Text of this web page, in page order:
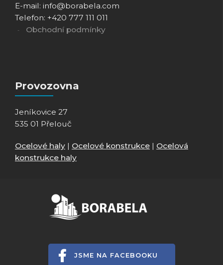
E-mail: info@borabela.com
Telefon: +420 777 111 011
Obchodní podmínky
Provozovna
Jeníkovice 27
535 01 Přelouč
Ocelové haly | Ocelové konstrukce | Ocelová
konstrukce haly
JSME NA FACEBOOKU